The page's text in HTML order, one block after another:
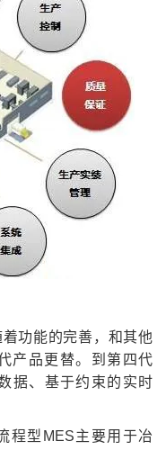
功能的完善，和其他
产品更替。到第四代
据、基于约束的实时
程型MES主要用于冶